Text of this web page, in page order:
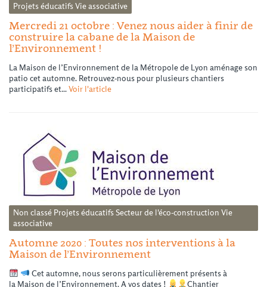
Projets éducatifsVie associative
Mercredi 21 octobre : Venez nous aider à finir de
construire la cabane de la Maison de
l’Environnement !
La Maison de l’Environnement de la Métropole de Lyon aménage son
patio cet automne. Retrouvez-nous pour plusieurs chantiers
participatifs et...Voir l'article
Non classé Projets éducatifsSecteur de l'éco-construction Vie
associative
Automne 2020 : Toutes nos interventions à la
Maison de l’Environnement
Cet automne, nous serons particulièrement présents à
la Maison de l’Environnement. A vos dates !
Chantier